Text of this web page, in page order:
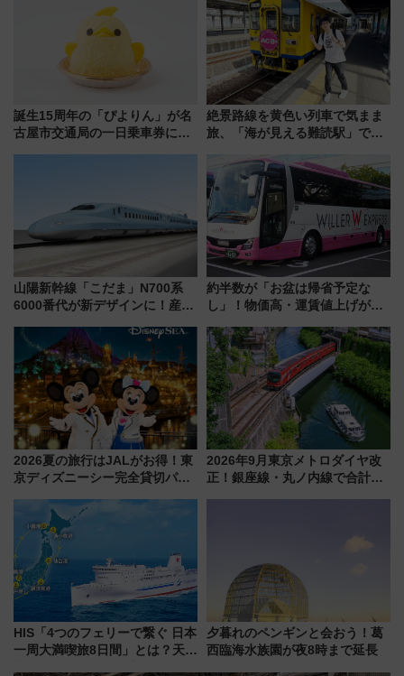
誕生15周年の「ぴよりん」が名
古屋市交通局の一日乗車券に！
絶景路線を黄色い列車で気まま
旅、「海が見える難読駅」で幸
「新・鉄道ひとり旅」279回目
の舞台は「島原鉄道」
山陽新幹線「こだま」N700系
6000番代が新デザインに！産学
用は今冬から
約半数が「お盆は帰省予定な
し」！物価高・運賃値上げが財
りたいけど……【WILLER お盆
帰省動向調査】
2026夏の旅行はJALがお得！東
京ディズニーシー完全貸切パー
ーン始まる 条件は「夏の国内
線に2回搭乗」
2026年9月東京メトロダイヤ改
正！銀座線・丸ノ内線で合計
HIS「4つのフェリーで繋ぐ 日本
一周大満喫旅8日間」とは？天橋
夕暮れのペンギンと会おう！葛
西臨海水族園が夜8時まで延長